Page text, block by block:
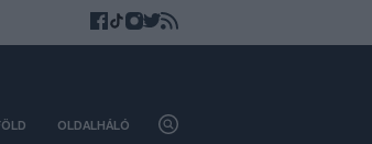
OLDALHÁLÓ